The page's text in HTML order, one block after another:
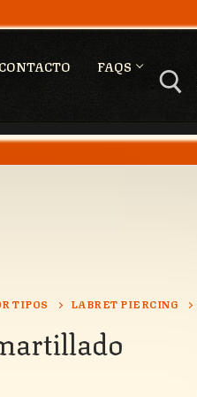
CONTACTO
FAQS
TIPOS LABRET PIERCING